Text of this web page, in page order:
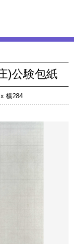
)公験包紙
横284